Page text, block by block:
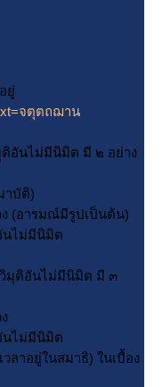
ยู่
จตุตถฌาน
นไม่มีนิมิต มี ๒ อย่าง
บัติ)
อารมณ์มีรูปเป็นต้น)
ไม่มีนิมิต
ติอันไม่มีนิมิต มี ๓
ไม่มีนิมิต
อยู่ในสมาธิ) ในเบื้อง